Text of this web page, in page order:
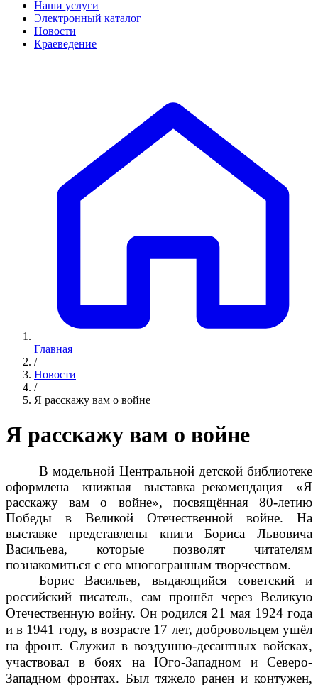
Наши услуги
Электронный каталог
Новости
Краеведение
Главная
/
Новости
/
Я расскажу вам о войне
Я расскажу вам о войне
В модельной Центральной детской библиотеке
оформлена книжная выставка–рекомендация «Я
расскажу вам о войне», посвящённая 80-летию
Победы в Великой Отечественной войне. На
выставке представлены книги Бориса Львовича
Васильева, которые позволят читателям
познакомиться с его многогранным творчеством.
Борис Васильев, выдающийся советский и
российский писатель, сам прошёл через Великую
Отечественную войну. Он родился 21 мая 1924 года
и в 1941 году, в возрасте 17 лет, добровольцем ушёл
на фронт. Служил в воздушно-десантных войсках,
участвовал в боях на Юго-Западном и Северо-
Западном фронтах. Был тяжело ранен и контужен,